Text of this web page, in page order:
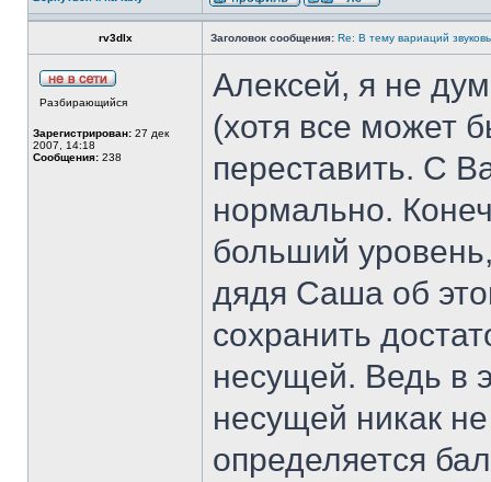
rv3dlx Заголовок сообщения: Re: В тему вариаций
Разбирающийся
Зарегистрирован: 27 дек
2007, 14:18
Сообщения: 238
Алексей, я не
(хотя все может
переставить. С
нормально.
больший
дядя Саша об
сохранить
несущей. Ведь в
несущей никак
определяется